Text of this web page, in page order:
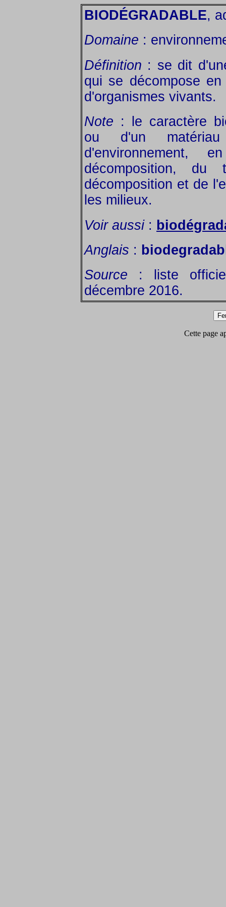
BIODÉGRADABLE,
Domaine :
Définition : se dit
qui se décompose
d'organismes vivants.
Note : le caractère
ou d'un
d'environnement,
décomposition,
décomposition et de
les milieux.
Voir aussi:
Anglais :
Source : liste
décembre 2016.
Cette page